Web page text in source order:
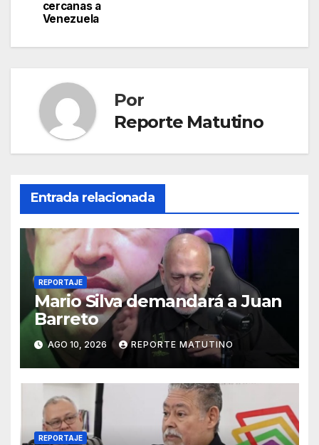
entradas
cercanas a
Venezuela
Por
Reporte Matutino
Entrada relacionada
REPORTAJE
Mario Silva demandará a Juan
Barreto
AGO 10, 2026 REPORTE MATUTINO
REPORTAJE